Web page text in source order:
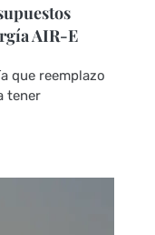
AIR-E
que reemplazo
tener